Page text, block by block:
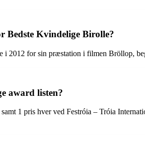
Bedste Kvindelige Birolle?
i 2012 for sin præstation i filmen Bröllop,
award listen?
1 pris hver ved Festróia – Tróia